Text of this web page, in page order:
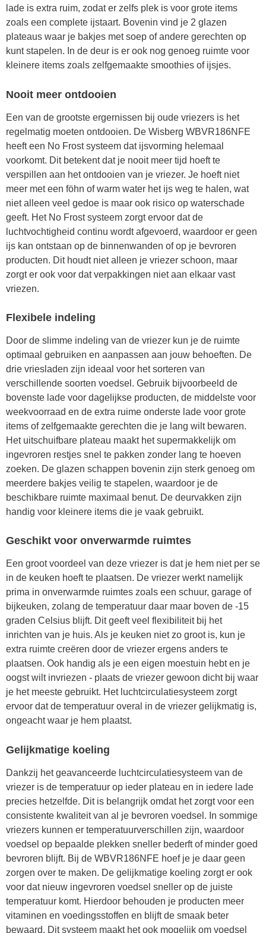
lade is extra ruim, zodat er zelfs plek is voor grote items
zoals een complete ijstaart. Bovenin vind je 2 glazen
plateaus waar je bakjes met soep of andere gerechten op
kunt stapelen. In de deur is er ook nog genoeg ruimte voor
kleinere items zoals zelfgemaakte smoothies of ijsjes.
Nooit meer ontdooien
Een van de grootste ergernissen bij oude vriezers is het
regelmatig moeten ontdooien. De Wisberg WBVR186NFE
heeft een No Frost systeem dat ijsvorming helemaal
voorkomt. Dit betekent dat je nooit meer tijd hoeft te
verspillen aan het ontdooien van je vriezer. Je hoeft niet
meer met een föhn of warm water het ijs weg te halen, wat
niet alleen veel gedoe is maar ook risico op waterschade
geeft. Het No Frost systeem zorgt ervoor dat de
luchtvochtigheid continu wordt afgevoerd, waardoor er geen
ijs kan ontstaan op de binnenwanden of op je bevroren
producten. Dit houdt niet alleen je vriezer schoon, maar
zorgt er ook voor dat verpakkingen niet aan elkaar vast
vriezen.
Flexibele indeling
Door de slimme indeling van de vriezer kun je de ruimte
optimaal gebruiken en aanpassen aan jouw behoeften. De
drie vriesladen zijn ideaal voor het sorteren van
verschillende soorten voedsel. Gebruik bijvoorbeeld de
bovenste lade voor dagelijkse producten, de middelste voor
weekvoorraad en de extra ruime onderste lade voor grote
items of zelfgemaakte gerechten die je lang wilt bewaren.
Het uitschuifbare plateau maakt het supermakkelijk om
ingevroren restjes snel te pakken zonder lang te hoeven
zoeken. De glazen schappen bovenin zijn sterk genoeg om
meerdere bakjes veilig te stapelen, waardoor je de
beschikbare ruimte maximaal benut. De deurvakken zijn
handig voor kleinere items die je vaak gebruikt.
Geschikt voor onverwarmde ruimtes
Een groot voordeel van deze vriezer is dat je hem niet per se
in de keuken hoeft te plaatsen. De vriezer werkt namelijk
prima in onverwarmde ruimtes zoals een schuur, garage of
bijkeuken, zolang de temperatuur daar maar boven de -15
graden Celsius blijft. Dit geeft veel flexibiliteit bij het
inrichten van je huis. Als je keuken niet zo groot is, kun je
extra ruimte creëren door de vriezer ergens anders te
plaatsen. Ook handig als je een eigen moestuin hebt en je
oogst wilt invriezen - plaats de vriezer gewoon dicht bij waar
je het meeste gebruikt. Het luchtcirculatiesysteem zorgt
ervoor dat de temperatuur overal in de vriezer gelijkmatig is,
ongeacht waar je hem plaatst.
Gelijkmatige koeling
Dankzij het geavanceerde luchtcirculatiesysteem van de
vriezer is de temperatuur op ieder plateau en in iedere lade
precies hetzelfde. Dit is belangrijk omdat het zorgt voor een
consistente kwaliteit van al je bevroren voedsel. In sommige
vriezers kunnen er temperatuurverschillen zijn, waardoor
voedsel op bepaalde plekken sneller bederft of minder goed
bevroren blijft. Bij de WBVR186NFE hoef je je daar geen
zorgen over te maken. De gelijkmatige koeling zorgt er ook
voor dat nieuw ingevroren voedsel sneller op de juiste
temperatuur komt. Hierdoor behouden je producten meer
vitaminen en voedingsstoffen en blijft de smaak beter
bewaard. Dit systeem maakt het ook mogelijk om voedsel